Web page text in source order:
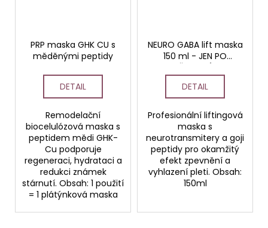
PRP maska GHK CU s
měděnými peptidy
DETAIL
Remodelační
biocelulózová maska s
peptidem mědi GHK-
Cu podporuje
regeneraci, hydrataci a
redukci známek
stárnutí. Obsah: 1 použití
= 1 plátýnková maska
NEURO GABA lift maska
150 ml - JEN PO
DETAIL
Profesionální liftingová
maska s
neurotransmitery a goji
peptidy pro okamžitý
efekt zpevnění a
vyhlazení pleti. Obsah:
150ml